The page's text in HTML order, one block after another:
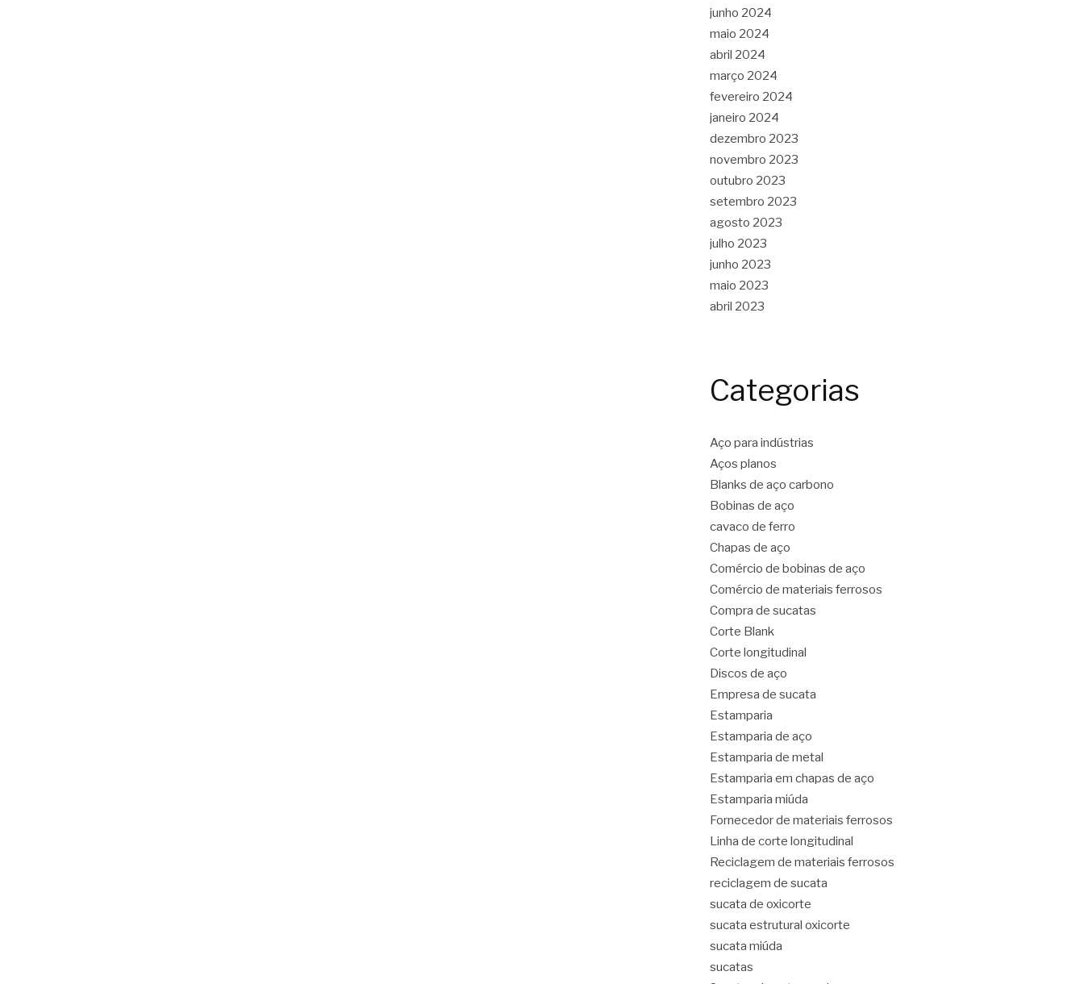
junho 2024
maio 2024
abril 2024
março 2024
fevereiro 2024
janeiro 2024
dezembro 2023
novembro 2023
outubro 2023
setembro 2023
agosto 2023
julho 2023
junho 2023
maio 2023
abril 2023
Categorias
Aço para indústrias
Aços planos
Blanks de aço carbono
Bobinas de aço
cavaco de ferro
Chapas de aço
Comércio de bobinas de aço
Comércio de materiais ferrosos
Compra de sucatas
Corte Blank
Corte longitudinal
Discos de aço
Empresa de sucata
Estamparia
Estamparia de aço
Estamparia de metal
Estamparia em chapas de aço
Estamparia miúda
Fornecedor de materiais ferrosos
Linha de corte longitudinal
Reciclagem de materiais ferrosos
reciclagem de sucata
sucata de oxicorte
sucata estrutural oxicorte
sucata miúda
sucatas